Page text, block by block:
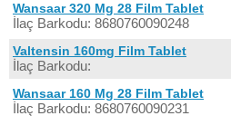
Wansaar 320 Mg 28 Film Tablet
İlaç Barkodu: 8680760090248
Valtensin 160mg Film Tablet
İlaç Barkodu:
Wansaar 160 Mg 28 Film Tablet
İlaç Barkodu: 8680760090231